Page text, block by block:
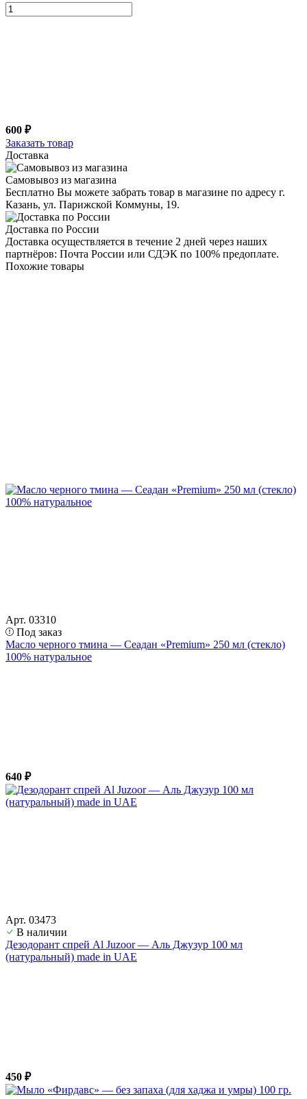
600 ₽
Заказать товар
Доставка
Самовывоз из магазина
Бесплатно Вы можете забрать товар в магазине по адресу г.
Казань, ул. Парижской Коммуны, 19.
Доставка по России
Доставка осуществляется в течение 2 дней через наших
партнёров: Почта России или СДЭК по 100% предоплате.
Похожие товары
Арт. 03310
Под заказ
Масло черного тмина — Сеадан «Premium» 250 мл (стекло)
100% натуральное
640 ₽
Арт. 03473
В наличии
Дезодорант спрей Al Juzoor — Аль Джузур 100 мл
(натуральный) made in UAE
450 ₽